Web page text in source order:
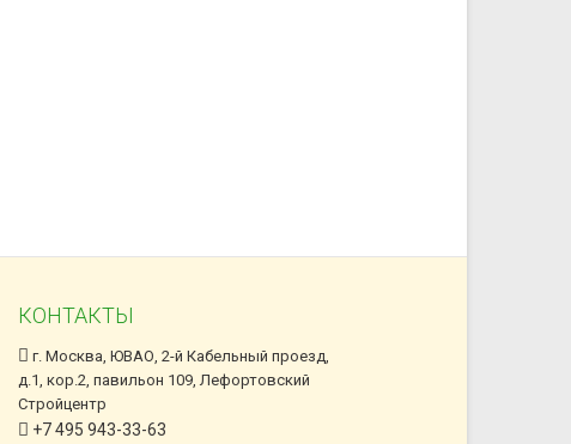
КОНТАКТЫ
г. Москва, ЮВАО, 2-й Кабельный проезд,
д.1, кор.2, павильон 109, Лефортовский
Стройцентр
+7 495 943-33-63